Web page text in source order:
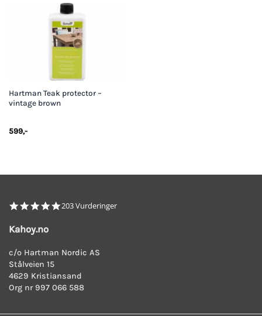
Hartman Teak protector –
vintage brown
599,-
4.8
203 Vurderinger
Kahoy.no
c/o Hartman Nordic AS
Stålveien 15
4629 Kristiansand
Org nr 997 066 588